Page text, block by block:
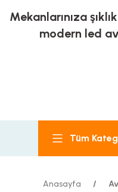
Mekanlarınıza
modern led
Tüm
Anasayfa